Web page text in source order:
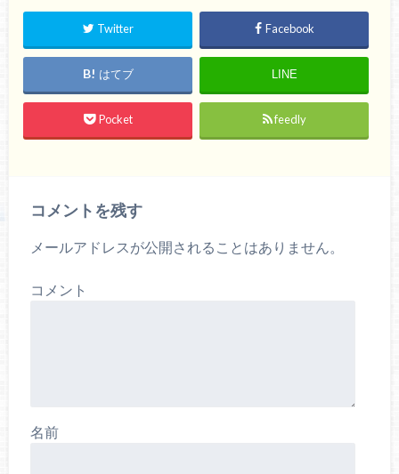
Twitter Facebook
はてブ LINE
Pocket feedly
コメントを残す
メールアドレスが公開されることはありません。
コメント
名前